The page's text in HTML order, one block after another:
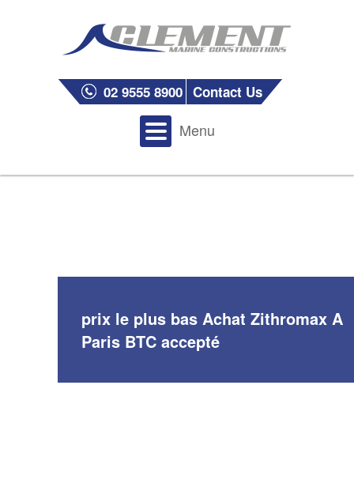
02 9555 8900 Contact Us
Menu
prix le plus bas Achat Zithromax A
Paris BTC accepté